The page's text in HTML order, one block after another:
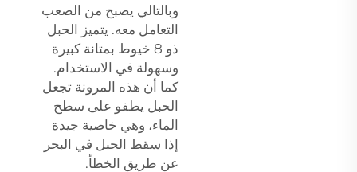
وبالتالي يصبح من الصعب
التعامل معه. يتميز الحبل
ذو 8 خيوط بمتانة كبيرة
وسهولة في الاستخدام.
كما أن هذه المرونة تجعل
الحبل يطفو على سطح
الماء، وهي خاصية جيدة
إذا سقط الحبل في البحر
عن طريق الخطأ.